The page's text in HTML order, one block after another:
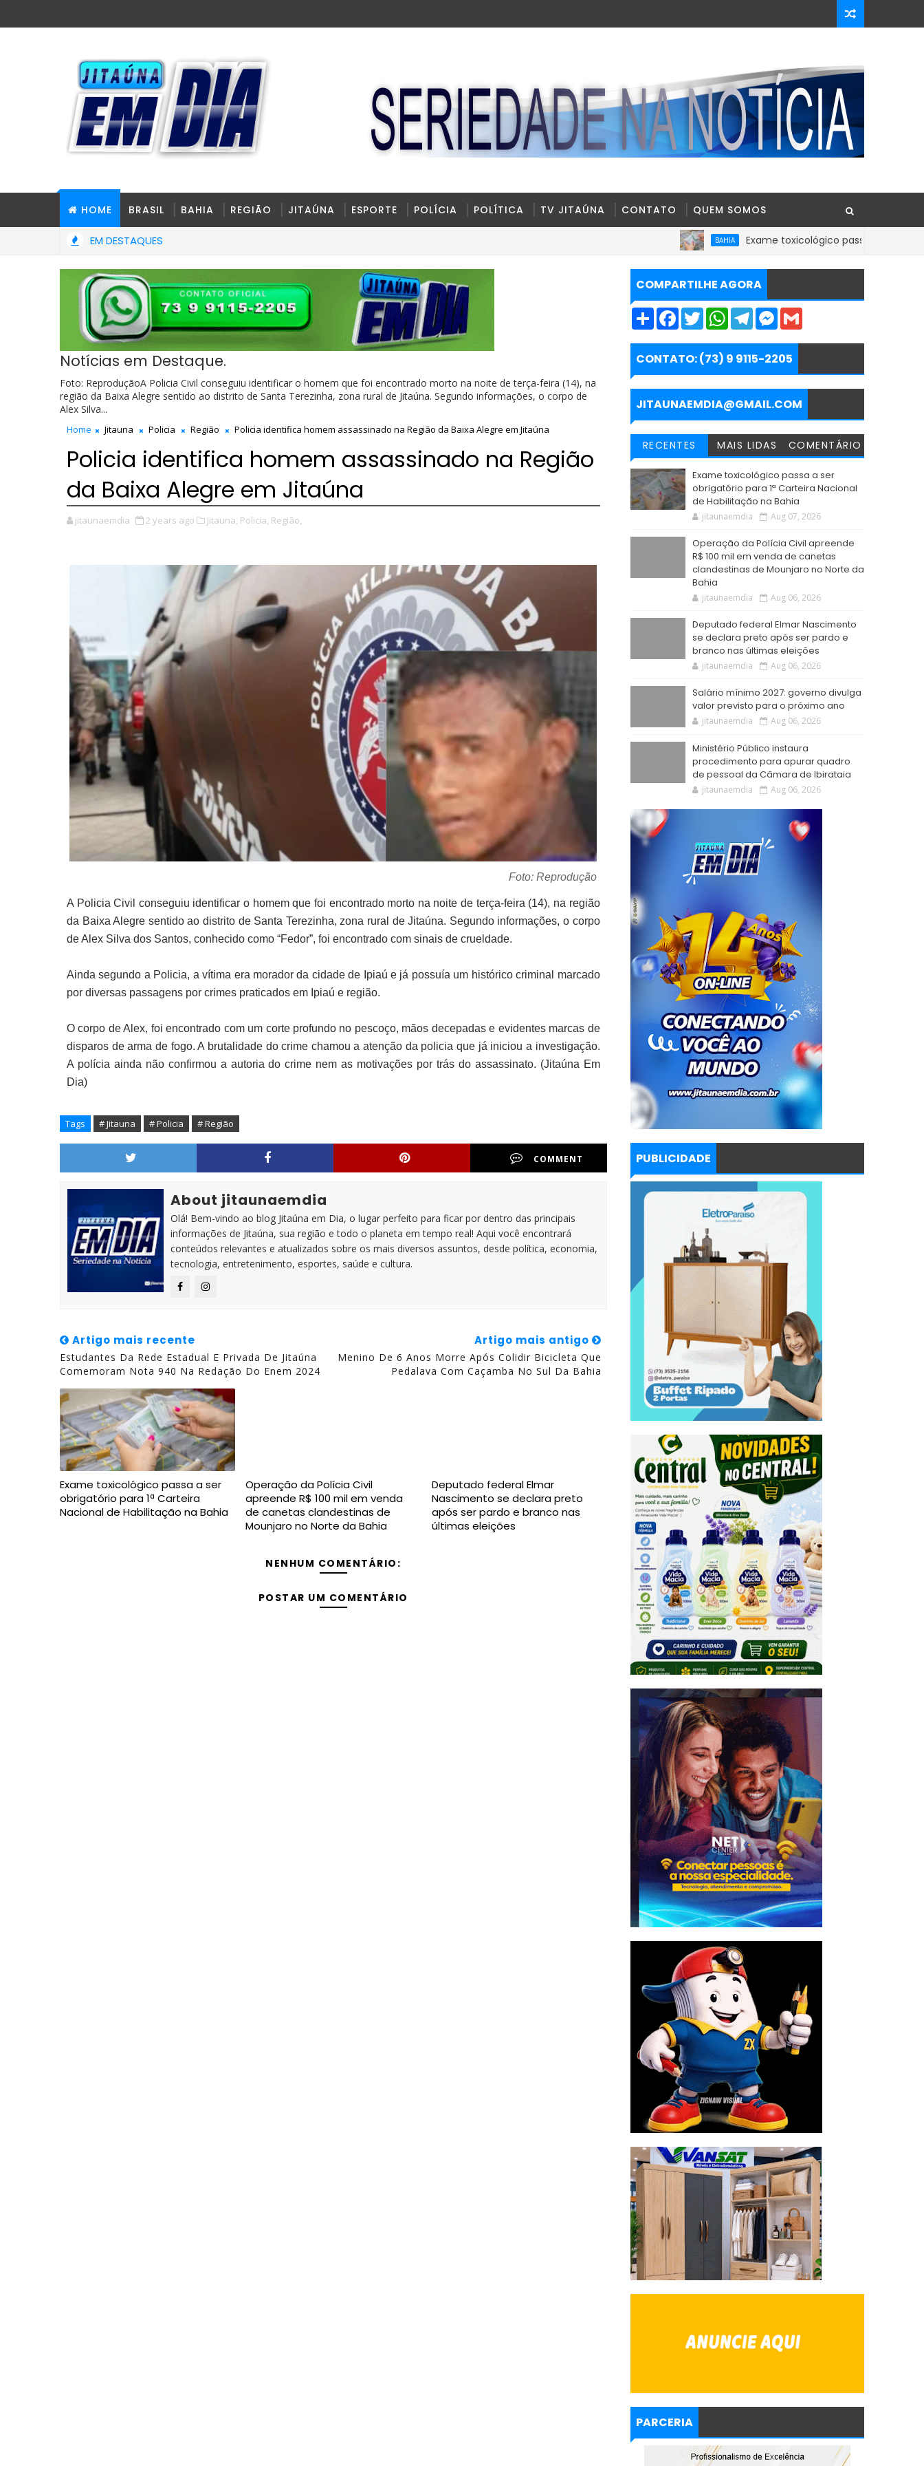
HOME BRASIL BAHIA REGIÃO JITAÚNA ESPORTE POLÍCIA POLÍTICA TV JITAÚNA CONTATO QUEM SOMOS
EM DESTAQUES BAHIA Exame toxicológico passa a ser obrigatório
Notícias em Destaque.
Foto: ReproduçãoA Policia Civil conseguiu identificar o homem que foi encontrado morto na noite de terça-feira (14), na
região da Baixa Alegre sentido ao distrito de Santa Terezinha, zona rural de Jitaúna. Segundo informações, o corpo de
Alex Silva...
Home Jitauna Policia Região Policia identifica homem assassinado na Região da Baixa Alegre em Jitaúna
Policia identifica homem assassinado na Região
da Baixa Alegre em Jitaúna
jitaunaemdia 2 years ago Jitauna, Policia, Região,
Foto: Reprodução
A Policia Civil conseguiu identificar o homem que foi encontrado morto na noite de terça-feira (14), na região
da Baixa Alegre sentido ao distrito de Santa Terezinha, zona rural de Jitaúna. Segundo informações, o corpo
de Alex Silva dos Santos, conhecido como “Fedor”, foi encontrado com sinais de crueldade.
Ainda segundo a Policia, a vítima era morador da cidade de Ipiaú e já possuía um histórico criminal marcado
por diversas passagens por crimes praticados em Ipiaú e região.
O corpo de Alex, foi encontrado com um corte profundo no pescoço, mãos decepadas e evidentes marcas de
disparos de arma de fogo. A brutalidade do crime chamou a atenção da policia que já iniciou a investigação.
A polícia ainda não confirmou a autoria do crime nem as motivações por trás do assassinato. (Jitaúna Em
Dia)
Tags # Jitauna # Policia # Região
COMMENT
About jitaunaemdia
Olá! Bem-vindo ao blog Jitaúna em Dia, o lugar perfeito para ficar por dentro das principais
informações de Jitaúna, sua região e todo o planeta em tempo real! Aqui você encontrará
conteúdos relevantes e atualizados sobre os mais diversos assuntos, desde política, economia,
tecnologia, entretenimento, esportes, saúde e cultura.
Artigo mais recente
Estudantes Da Rede Estadual E Privada De Jitaúna
Comemoram Nota 940 Na Redação Do Enem 2024
Artigo mais antigo
Menino De 6 Anos Morre Após Colidir Bicicleta Que
Pedalava Com Caçamba No Sul Da Bahia
Exame toxicológico passa a ser
obrigatório para 1ª Carteira
Nacional de Habilitação na Bahia
Operação da Polícia Civil
apreende R$ 100 mil em venda
de canetas clandestinas de
Mounjaro no Norte da Bahia
Deputado federal Elmar
Nascimento se declara preto
após ser pardo e branco nas
últimas eleições
NENHUM COMENTÁRIO:
POSTAR UM COMENTÁRIO
COMPARTILHE AGORA
S
r
e
F
e
b
o
k
T
w
t
t
e
r
W
t
s
p
p
T
e
g
a
m
M
s
e
g
e
r
i
CONTATO: (73) 9 9115-2205
JITAUNAEMDIA@GMAIL.COM
RECENTES MAIS LIDAS COMENTÁRIO
Exame toxicológico passa a ser
obrigatório para 1ª Carteira Nacional
de Habilitação na Bahia
jitaunaemdia Aug 07, 2026
Operação da Polícia Civil apreende
R$ 100 mil em venda de canetas
clandestinas de Mounjaro no Norte da
Bahia
jitaunaemdia Aug 06, 2026
Deputado federal Elmar Nascimento
se declara preto após ser pardo e
branco nas últimas eleições
jitaunaemdia Aug 06, 2026
Salário mínimo 2027: governo divulga
valor previsto para o próximo ano
jitaunaemdia Aug 06, 2026
Ministério Público instaura
procedimento para apurar quadro
de pessoal da Câmara de Ibirataia
jitaunaemdia Aug 06, 2026
PUBLICIDADE
PARCERIA